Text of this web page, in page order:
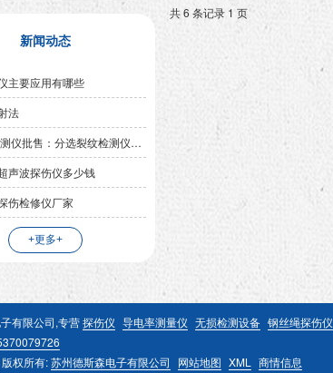
共 6 条记录 1 页
新闻动态
主要应用有哪些
法
苏州***检测仪批售：分选裂纹检测仪价位
声波探伤仪多少钱
伤检修仪厂家
+更多+
有限公司,专营探伤仪 导电率测量仪 无损检测设备 钢丝绳探伤仪
权所有:苏州德斯森电子有限公司 网站地图 XML 商情信息